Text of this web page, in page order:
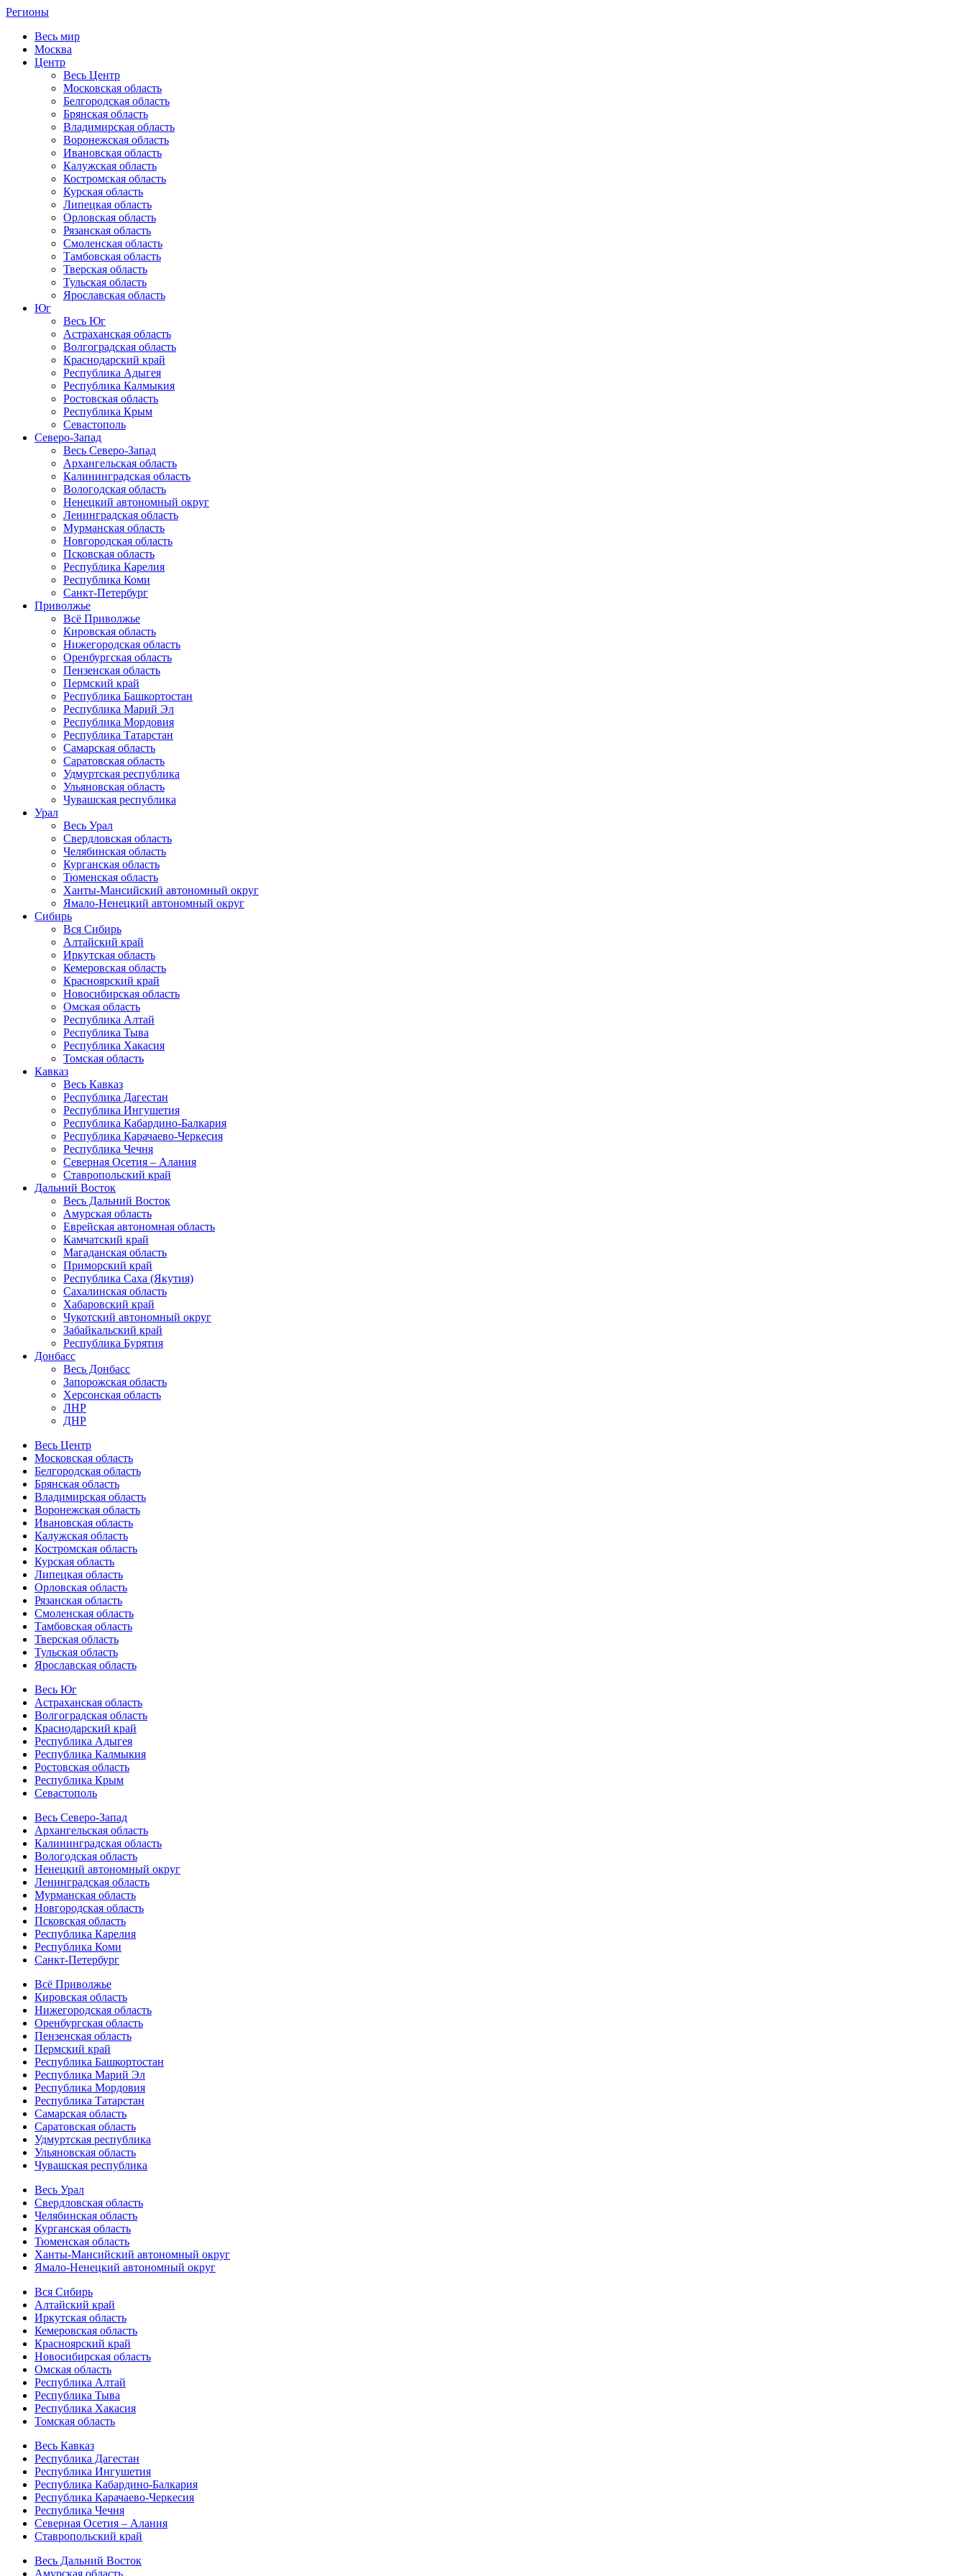
Регионы
Весь мир
Москва
Центр
Весь Центр
Московская область
Белгородская область
Брянская область
Владимирская область
Воронежская область
Ивановская область
Калужская область
Костромская область
Курская область
Липецкая область
Орловская область
Рязанская область
Смоленская область
Тамбовская область
Тверская область
Тульская область
Ярославская область
Юг
Весь Юг
Астраханская область
Волгоградская область
Краснодарский край
Республика Адыгея
Республика Калмыкия
Ростовская область
Республика Крым
Севастополь
Северо-Запад
Весь Северо-Запад
Архангельская область
Калининградская область
Вологодская область
Ненецкий автономный округ
Ленинградская область
Мурманская область
Новгородская область
Псковская область
Республика Карелия
Республика Коми
Санкт-Петербург
Приволжье
Всё Приволжье
Кировская область
Нижегородская область
Оренбургская область
Пензенская область
Пермский край
Республика Башкортостан
Республика Марий Эл
Республика Мордовия
Республика Татарстан
Самарская область
Саратовская область
Удмуртская республика
Ульяновская область
Чувашская республика
Урал
Весь Урал
Свердловская область
Челябинская область
Курганская область
Тюменская область
Ханты-Мансийский автономный округ
Ямало-Ненецкий автономный округ
Сибирь
Вся Сибирь
Алтайский край
Иркутская область
Кемеровская область
Красноярский край
Новосибирская область
Омская область
Республика Алтай
Республика Тыва
Республика Хакасия
Томская область
Кавказ
Весь Кавказ
Республика Дагестан
Республика Ингушетия
Республика Кабардино-Балкария
Республика Карачаево-Черкесия
Республика Чечня
Северная Осетия – Алания
Ставропольский край
Дальний Восток
Весь Дальний Восток
Амурская область
Еврейская автономная область
Камчатский край
Магаданская область
Приморский край
Республика Саха (Якутия)
Сахалинская область
Хабаровский край
Чукотский автономный округ
Забайкальский край
Республика Бурятия
Донбасс
Весь Донбасс
Запорожская область
Херсонская область
ЛНР
ДНР
Весь Центр
Московская область
Белгородская область
Брянская область
Владимирская область
Воронежская область
Ивановская область
Калужская область
Костромская область
Курская область
Липецкая область
Орловская область
Рязанская область
Смоленская область
Тамбовская область
Тверская область
Тульская область
Ярославская область
Весь Юг
Астраханская область
Волгоградская область
Краснодарский край
Республика Адыгея
Республика Калмыкия
Ростовская область
Республика Крым
Севастополь
Весь Северо-Запад
Архангельская область
Калининградская область
Вологодская область
Ненецкий автономный округ
Ленинградская область
Мурманская область
Новгородская область
Псковская область
Республика Карелия
Республика Коми
Санкт-Петербург
Всё Приволжье
Кировская область
Нижегородская область
Оренбургская область
Пензенская область
Пермский край
Республика Башкортостан
Республика Марий Эл
Республика Мордовия
Республика Татарстан
Самарская область
Саратовская область
Удмуртская республика
Ульяновская область
Чувашская республика
Весь Урал
Свердловская область
Челябинская область
Курганская область
Тюменская область
Ханты-Мансийский автономный округ
Ямало-Ненецкий автономный округ
Вся Сибирь
Алтайский край
Иркутская область
Кемеровская область
Красноярский край
Новосибирская область
Омская область
Республика Алтай
Республика Тыва
Республика Хакасия
Томская область
Весь Кавказ
Республика Дагестан
Республика Ингушетия
Республика Кабардино-Балкария
Республика Карачаево-Черкесия
Республика Чечня
Северная Осетия – Алания
Ставропольский край
Весь Дальний Восток
Амурская область